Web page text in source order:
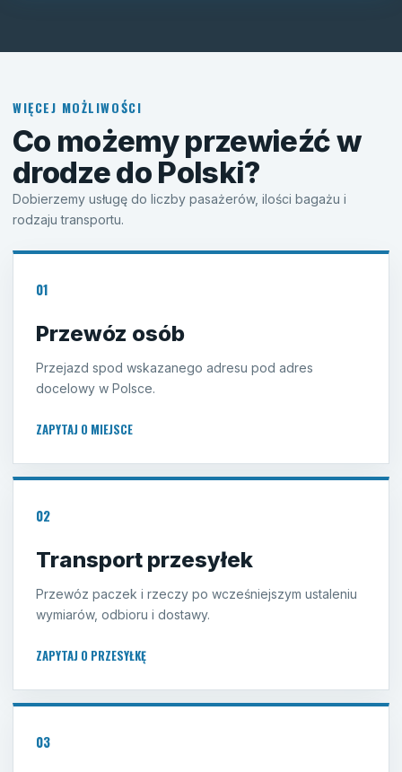
WIĘCEJ MOŻLIWOŚCI
Co możemy przewieźć w
drodze do Polski?
Dobierzemy usługę do liczby pasażerów, ilości bagażu i
rodzaju transportu.
01
Przewóz osób
Przejazd spod wskazanego adresu pod adres
docelowy w Polsce.
ZAPYTAJ O MIEJSCE
02
Transport przesyłek
Przewóz paczek i rzeczy po wcześniejszym ustaleniu
wymiarów, odbioru i dostawy.
ZAPYTAJ O PRZESYŁKĘ
03